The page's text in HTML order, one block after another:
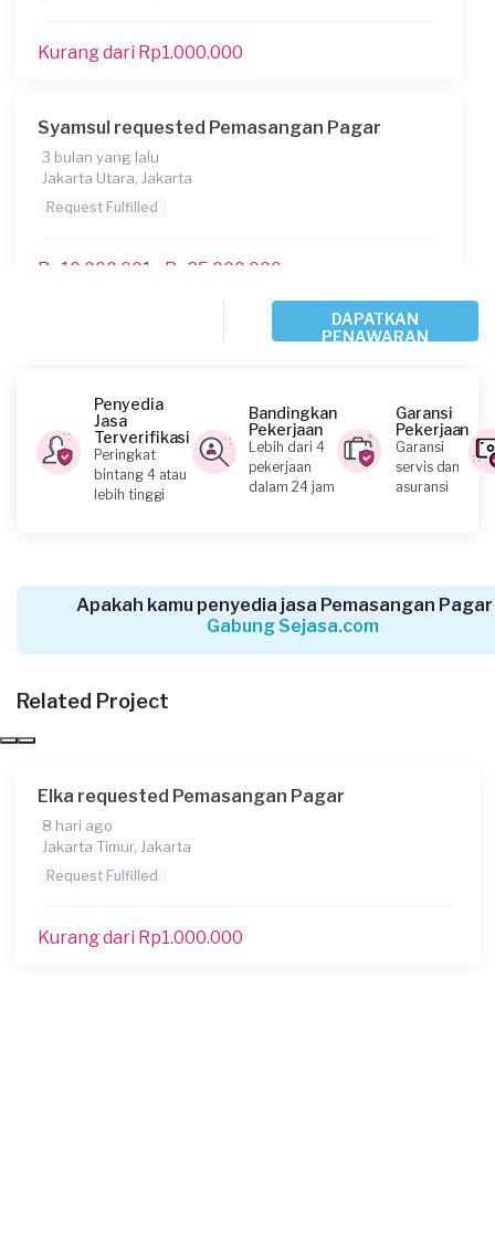
Kurang dari Rp1.000.000
Syamsul requested Pemasangan Pagar
3 bulan yang lalu
Jakarta Utara, Jakarta
Request Fulfilled
Rp10.000.001 - Rp25.000.000
Morina requested Pemasangan Pagar
Jakarta Utara, Jakarta
Request Fulfilled
Kurang dari Rp1.000.000
5 bulan yang lalu
Jakarta Timur, Jakarta
Jakarta Selatan, Jakarta
Request Fulfilled
DAPATKAN
PENAWARAN
Penyedia
Jasa
Terverifikasi
Peringkat
bintang 4 atau
lebih tinggi
Bandingkan
Pekerjaan
Lebih dari 4
pekerjaan
dalam 24 jam
Garansi
Pekerjaan
Garansi
servis dan
asuransi
Apakah kamu penyedia jasa Pemasangan
Gabung Sejasa.com
Related Project
Elka requested Pemasangan Pagar
8 hari ago
Jakarta Timur, Jakarta
Request Fulfilled
Kurang dari Rp1.000.000